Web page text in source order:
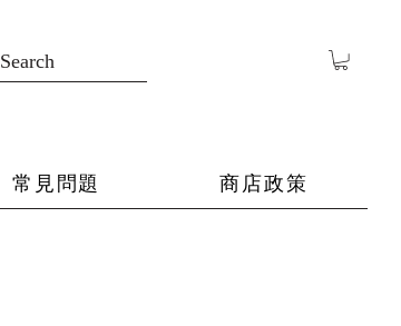
Search
常見問題 商店政策